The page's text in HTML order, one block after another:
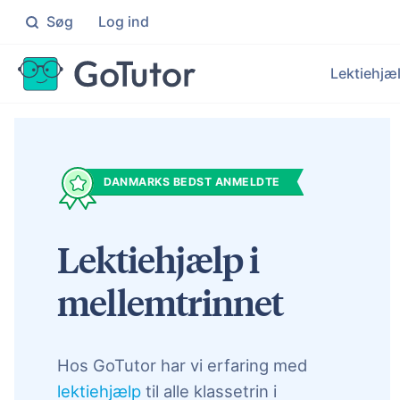
Søg Log ind
Individuel hjælp til elever i
Gymnasiet
Målrettet hjælp til elever på
DANMARKS BEDST ANMELDTE
Lektiehjælp i
mellemtrinnet
Hos GoTutor har vi erfaring med
lektiehjælp til alle klassetrin i